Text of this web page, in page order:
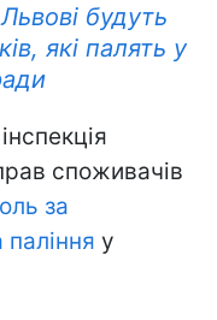
будуть
які палять у
споживачів
за
у